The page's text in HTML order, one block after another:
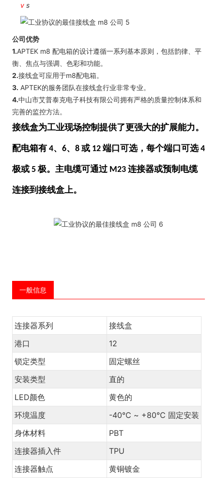
v s
公司优势
1.APTEK m8 配电箱的设计遵循一系列基本原则，包括韵律、平
衡、焦点与强调、色彩和功能。
2.接线盒可应用于m8配电箱。
3. APTEK的服务团队在接线盒行业非常专业。
4.中山市艾普泰克电子科技有限公司拥有严格的质量控制体系和
完善的监控方法。
接线盒为工业现场控制提供了更强大的扩展能力。
配电箱有 4、6、8 或 12 端口可选，每个端口可选 4
极或 5 极。主电缆可通过 M23 连接器或预制电缆
连接到接线盒上。
一般信息
连接器系列
接线盒
港口
12
锁定类型
固定螺丝
安装类型
直的
LED颜色
黄色的
环境温度
-40℃ ~ +80℃ 固定安装
身体材料
PBT
连接器插入件
TPU
连接器触点
黄铜镀金